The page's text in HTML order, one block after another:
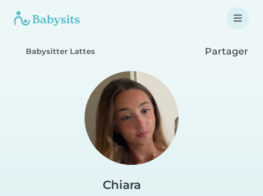
Babysitter Lattes Partager
Chiara